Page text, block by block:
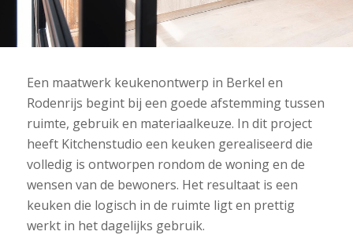
Een maatwerk keukenontwerp in Berkel en
Rodenrijs begint bij een goede afstemming tussen
ruimte, gebruik en materiaalkeuze. In dit project
heeft Kitchenstudio een keuken gerealiseerd die
volledig is ontworpen rondom de woning en de
wensen van de bewoners. Het resultaat is een
keuken die logisch in de ruimte ligt en prettig
werkt in het dagelijks gebruik.